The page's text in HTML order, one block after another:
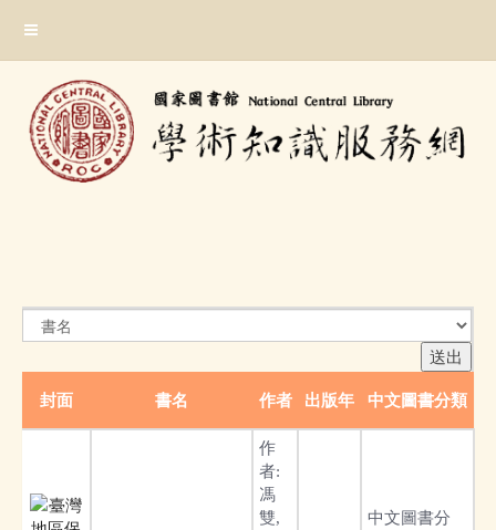
主
封面 書名 作者 出版年 中文圖書分類
作
者:
馮
雙,
中文圖書分